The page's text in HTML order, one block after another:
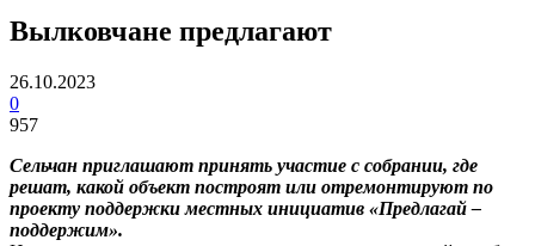
Вылковчане предлагают
26.10.2023
0
957
Сельчан приглашают принять участие с собрании, где
решат, какой объект построят или отремонтируют по
проекту поддержки местных инициатив «Предлагай –
поддержим».